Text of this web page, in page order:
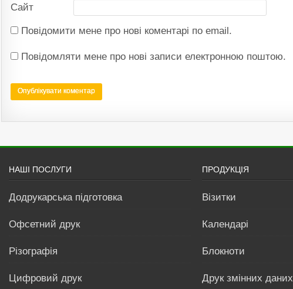
Сайт
Повідомити мене про нові коментарі по email.
Повідомляти мене про нові записи електронною поштою.
НАШІ ПОСЛУГИ
Додрукарська підготовка
Офсетний друк
Різографія
Цифровий друк
ПРОДУКЦІЯ
Візитки
Календарі
Блокноти
Друк змінних даних